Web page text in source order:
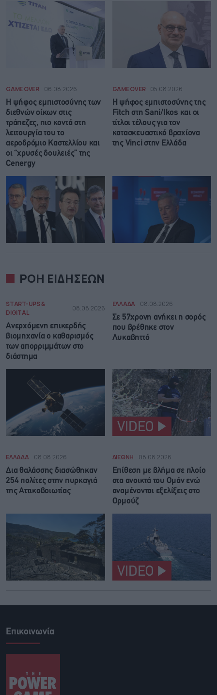
GAME OVER 06.08.2026
Η ψήφος εμπιστοσύνης των
διεθνών οίκων στις
τράπεζες, πιο κοντά στη
λειτουργία του το
αεροδρόμιο Καστελλίου και
οι “χρυσές δουλειές” της
Cenergy
GAME OVER 05.08.2026
Η ψήφος εμπιστοσύνης της
Fitch στη Sani/Ikos και οι
τίτλοι τέλους για τον
κατασκευαστικό βραχίονα
της Vinci στην Ελλάδα
ΡΟΗ ΕΙΔΗΣΕΩΝ
START-UPS &
DIGITAL
08.08.2026
Ανερχόμενη επικερδής
βιομηχανία ο καθαρισμός
των απορριμμάτων στο
διάστημα
ΕΛΛΑΔΑ 08.08.2026
Σε 57χρονη ανήκει η σορός
που βρέθηκε στον
Λυκαβηττό
VIDEO
ΕΛΛΑΔΑ 08.08.2026
Δια θαλάσσης διασώθηκαν
254 πολίτες στην πυρκαγιά
της Αττικοβοιωτίας
ΔΙΕΘΝΗ 08.08.2026
Επίθεση με βλήμα σε πλοίο
στα ανοικτά του Ομάν ενώ
αναμένονται εξελίξεις στο
Ορμούζ
VIDEO
Επικοινωνία